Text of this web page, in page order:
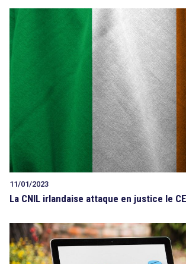
11/01/2023
La CNIL irlandaise attaque en justice le